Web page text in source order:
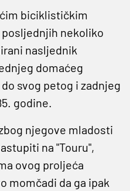
biciklističkim
nekoliko
nasljednik
domaćeg
svog petog i zadnjeg
godine.
njegove mladosti
na "Touru",
ovog proljeća
momčadi da ga ipak